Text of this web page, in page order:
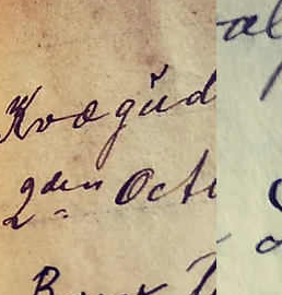
OG OSS
Vår historie